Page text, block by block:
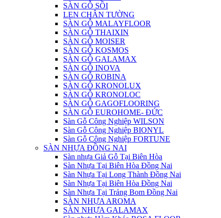
SÀN GỖ SỒI
LEN CHÂN TƯỜNG
SÀN GỖ MALAYFLOOR
SÀN GỖ THAIXIN
SÀN GỖ MOISER
SÀN GỖ KOSMOS
SÀN GỖ GALAMAX
SÀN GỖ INOVA
SÀN GỖ ROBINA
SÀN GỖ KRONOLUX
SÀN GỖ KRONOLOC
SÀN GỖ GAGOFLOORING
SÀN GỖ EUROHOME- ĐỨC
Sàn Gỗ Công Nghiệp WILSON
Sàn Gỗ Công Nghiệp BIONYL
Sàn Gỗ Công Nghiệp FORTUNE
SÀN NHỰA ĐỒNG NAI
Sàn nhựa Giả Gỗ Tại Biên Hòa
Sàn Nhựa Tại Biên Hòa Đồng Nai
Sàn Nhựa Tại Long Thành Đồng Nai
Sàn Nhựa Tại Biên Hòa Đồng Nai
Sàn Nhựa Tại Trảng Bom Đồng Nai
SÀN NHỰA AROMA
SÀN NHỰA GALAMAX